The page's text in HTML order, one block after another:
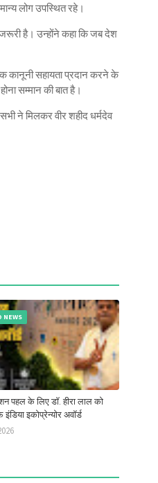
लोग उपस्थित रहे।
है। उन्होंने कहा कि जब देश
कानूनी सहायता प्रदान करने के
सम्मान की बात है।
ने मिलकर वीर शहीद धर्मदेव
NEWS
पहल के लिए डॉ. हीरा लाल को
इकोप्रेन्योर अवॉर्ड